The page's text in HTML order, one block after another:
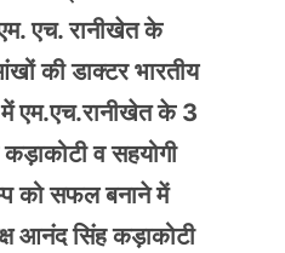
एच. रानीखेत के
की डाक्टर भारतीय
में एम.एच.रानीखेत के 3
व सहयोगी
को सफल बनाने में
आनंद सिंह कड़ाकोटी